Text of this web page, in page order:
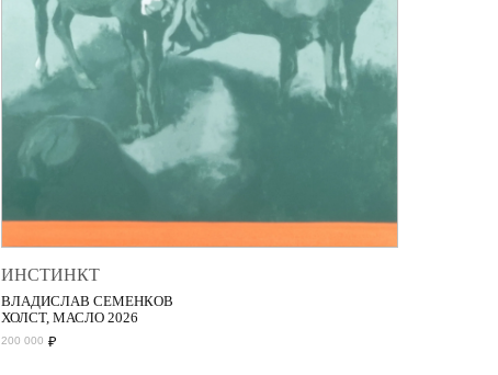
ИНСТИНКТ
ВЛАДИСЛАВ СЕМЕНКОВ
ХОЛСТ, МАСЛО 2026
200 000 ₽